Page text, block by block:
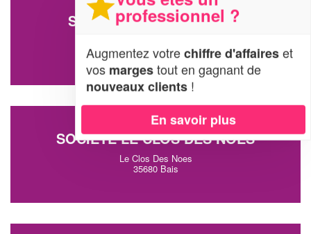
SOCIÉTÉ AELG LOCATION
35680 Bais
SOCIÉTÉ LE CLOS DES NOES
Le Clos Des Noes
35680 Bais
professionnel ?
Augmentez votrechiffre d'affaireset
vos margestout en gagnant de
nouveaux clients !
En savoir plus